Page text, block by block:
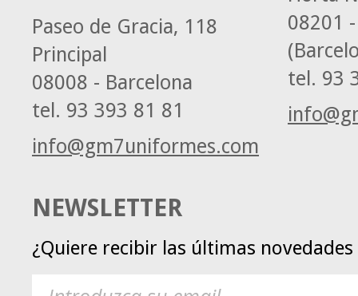
08201
tel. 93
Paseo de Gracia, 118
Principal
08008 - Barcelona
tel. 93 393 81 81
info@gm7uniformes.com
NEWSLETTER
¿Quiere recibir las últimas